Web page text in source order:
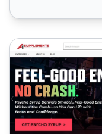
A1Supplements